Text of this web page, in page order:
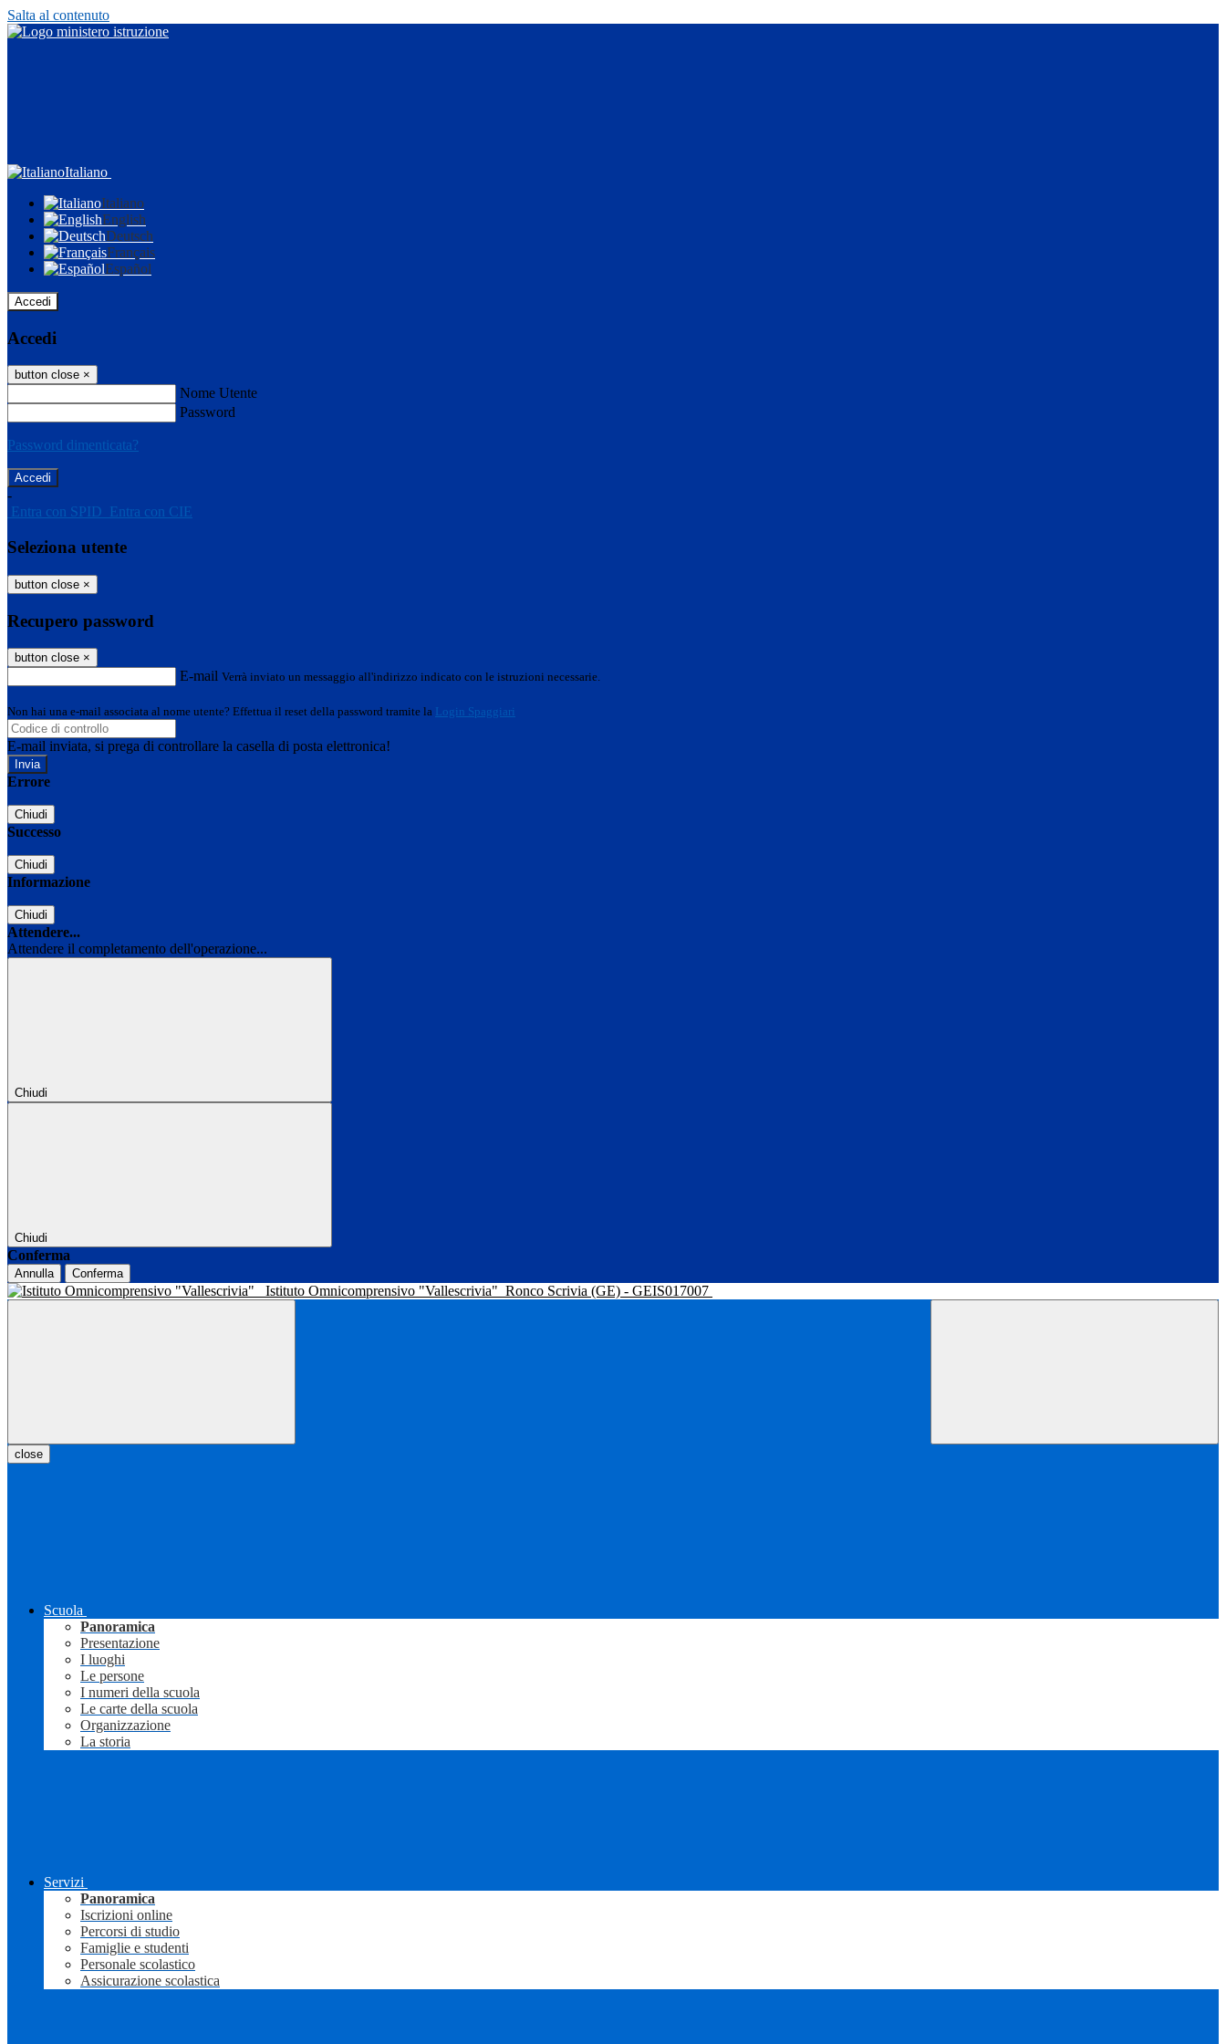
Salta al contenuto
Italiano
Italiano
English
Deutsch
Français
Español
Accedi
Accedi
button close ×
Nome Utente
Password
Password dimenticata?
-
Entra con SPID Entra con CIE
Seleziona utente
button close ×
Recupero password
button close ×
E-mail Verrà inviato un messaggio all'indirizzo indicato con le istruzioni necessarie.
Non hai una e-mail associata al nome utente? Effettua il reset della password tramite la Login Spaggiari
E-mail inviata, si prega di controllare la casella di posta elettronica!
Errore
Chiudi
Successo
Chiudi
Informazione
Chiudi
Attendere...
Attendere il completamento dell'operazione...
Chiudi
Chiudi
Conferma
Annulla Conferma
Istituto Omnicomprensivo "Vallescrivia" Ronco Scrivia (GE) - GEIS017007
close
Scuola
Panoramica
Presentazione
I luoghi
Le persone
I numeri della scuola
Le carte della scuola
Organizzazione
La storia
Servizi
Panoramica
Iscrizioni online
Percorsi di studio
Famiglie e studenti
Personale scolastico
Assicurazione scolastica